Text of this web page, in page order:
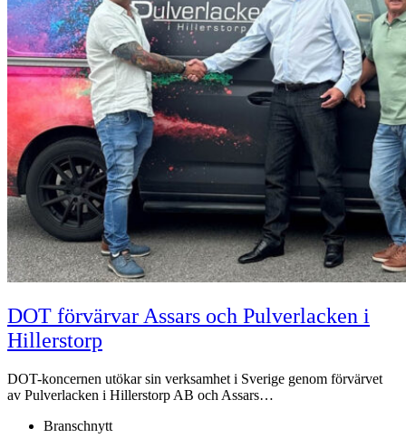
DOT förvärvar Assars och Pulverlacken i
Hillerstorp
DOT-koncernen utökar sin verksamhet i Sverige genom förvärvet
av Pulverlacken i Hillerstorp AB och Assars…
Branschnytt